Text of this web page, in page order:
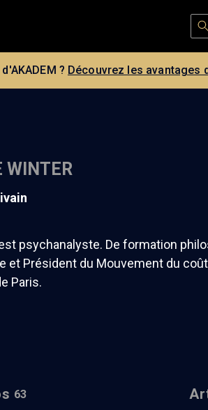
? Découvrez les avantages
WINTER
psychanalyste. De formation
et Président du Mouvement du
Paris.
63